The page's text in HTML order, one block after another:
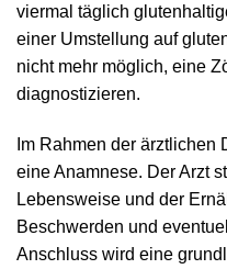
viermal täglich
einer Umstellung auf
nicht mehr möglich, eine
diagnostizieren.
Im Rahmen der ärztlichen
eine Anamnese. Der Arzt
Lebensweise und der
Beschwerden und
Anschluss wird eine